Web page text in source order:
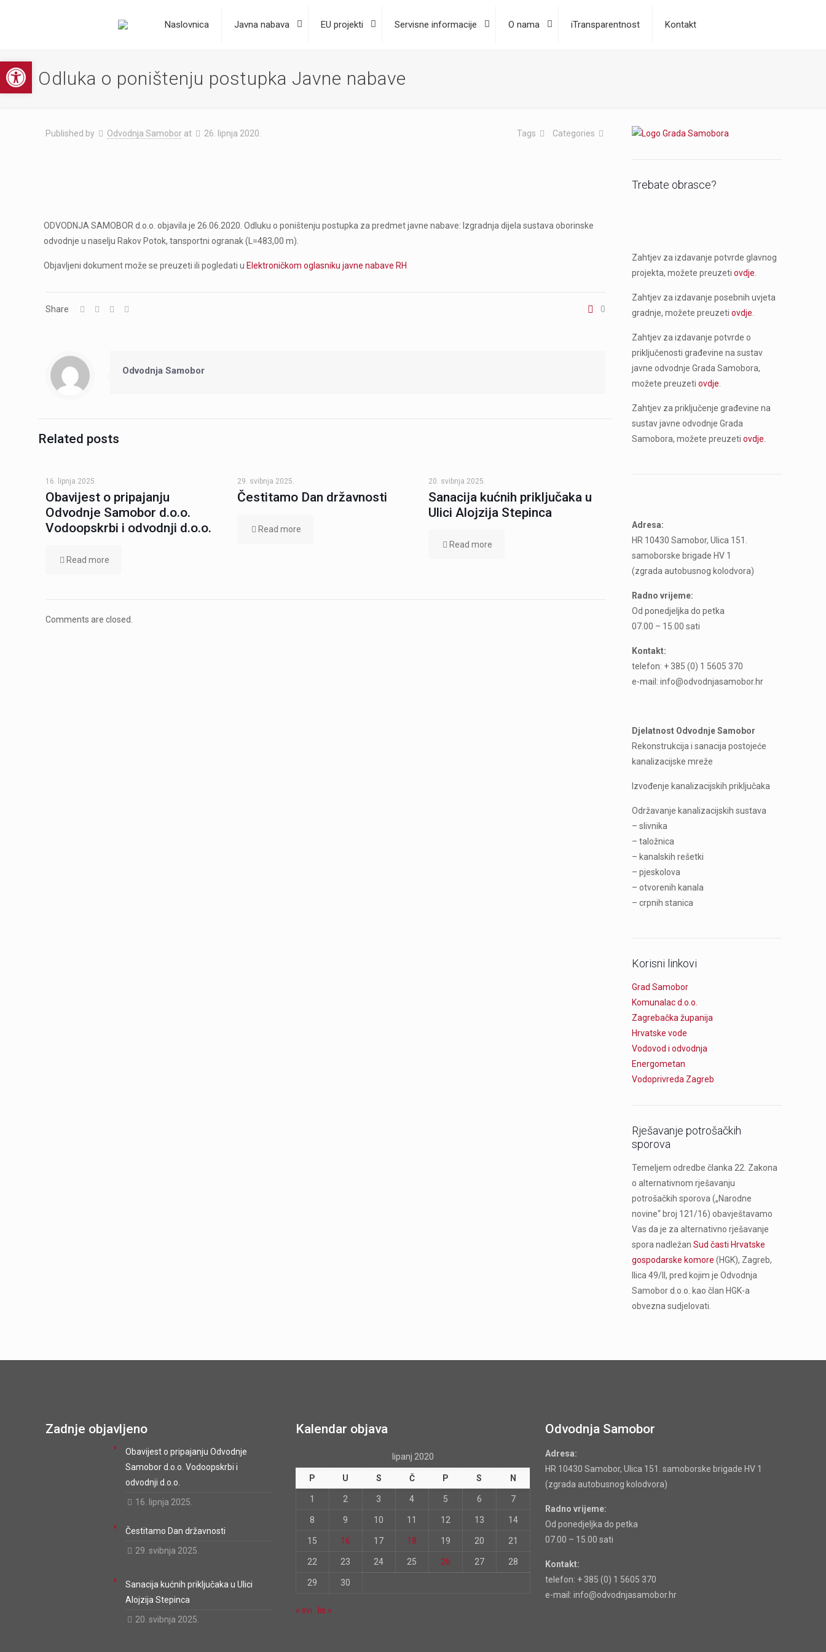
Open toolbar
Naslovnica Javna nabava EU projekti Servisne informacije O nama iTransparentnost Kontakt
Odluka o poništenju postupka Javne nabave
Published by Odvodnja Samobor at 26. lipnja 2020. Categories
Tags
ODVODNJA SAMOBOR d.o.o. objavila je 26.06.2020. Odluku o poništenju postupka za predmet javne nabave: Izgradnja dijela sustava oborinske
odvodnje u naselju Rakov Potok, tansportni ogranak (L=483,00 m).
Objavljeni dokument može se preuzeti ili pogledati u Elektroničkom oglasniku javne nabave RH
Share 0
Odvodnja Samobor
Related posts
16. lipnja 2025.
Obavijest o pripajanju
Odvodnje Samobor d.o.o.
Vodoopskrbi i odvodnji d.o.o.
Read more
29. svibnja 2025.
Čestitamo Dan državnosti
Read more
20. svibnja 2025.
Sanacija kućnih priključaka u
Ulici Alojzija Stepinca
Read more
Comments are closed.
Trebate obrasce?
Zahtjev za izdavanje potvrde glavnog
projekta, možete preuzeti ovdje
Zahtjev za izdavanje posebnih uvjeta
gradnje, možete preuzeti ovdje
Zahtjev za izdavanje potvrde o
priključenosti građevine na sustav
javne odvodnje Grada Samobora,
možete preuzeti ovdje
Zahtjev za priključenje građevine na
sustav javne odvodnje Grada
Samobora, možete preuzeti ovdje
Adresa:
HR 10430 Samobor, Ulica 151.
samoborske brigade HV 1
(zgrada autobusnog kolodvora)
Radno vrijeme:
Od ponedjeljka do petka
07.00 – 15.00 sati
Kontakt:
telefon: + 385 (0) 1 5605 370
e-mail: info@odvodnjasamobor.hr
Djelatnost Odvodnje Samobor
Rekonstrukcija i sanacija postojeće
kanalizacijske mreže
Izvođenje kanalizacijskih priključaka
Održavanje kanalizacijskih sustava
– slivnika
– taložnica
– kanalskih rešetki
– pjeskolova
– otvorenih kanala
– crpnih stanica
Korisni linkovi
Grad Samobor
Komunalac d.o.o.
Zagrebačka županija
Hrvatske vode
Vodovod i odvodnja
Energometan
Vodoprivreda Zagreb
Rješavanje potrošačkih
sporova
Temeljem odredbe članka 22. Zakona
o alternativnom rješavanju
potrošačkih sporova („Narodne
novine“ broj 121/16) obavještavamo
Vas da je za alternativno rješavanje
spora nadležan Sud časti Hrvatske
gospodarske komore (HGK), Zagreb,
Ilica 49/II, pred kojim je Odvodnja
Samobor d.o.o. kao član HGK-a
obvezna sudjelovati.
Zadnje objavljeno
Obavijest o pripajanju Odvodnje
Samobor d.o.o. Vodoopskrbi i
odvodnji d.o.o.
16. lipnja 2025.
Čestitamo Dan državnosti
29. svibnja 2025.
Sanacija kućnih priključaka u Ulici
Alojzija Stepinca
20. svibnja 2025.
Kalendar objava
lipanj 2020
P U S Č P S N
1 2 3 4 5 6 7
8 9 10 11 12 13 14
15 16 17 18 19 20 21
22 23 24 25 26 27 28
29 30
« svi lis »
Odvodnja Samobor
Adresa:
HR 10430 Samobor, Ulica 151. samoborske brigade HV 1
(zgrada autobusnog kolodvora)
Radno vrijeme:
Od ponedjeljka do petka
07.00 – 15.00 sati
Kontakt:
telefon: + 385 (0) 1 5605 370
e-mail: info@odvodnjasamobor.hr